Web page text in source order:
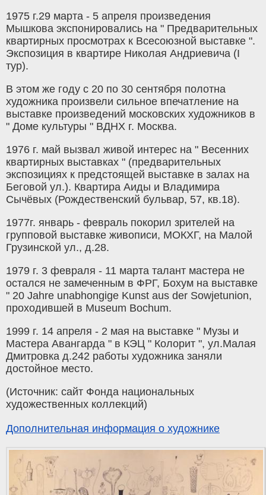
1975 г.29 марта - 5 апреля произведения
Мышкова экспонировались на " Предварительных
квартирных просмотрах к Всесоюзной выставке ".
Экспозиция в квартире Николая Андриевича (I
тур).
В этом же году с 20 по 30 сентября полотна
художника произвели сильное впечатление на
выставке произведений московских художников в
" Доме культуры " ВДНХ г. Москва.
1976 г. май вызвал живой интерес на " Весенних
квартирных выставках " (предварительных
экспозициях к предстоящей выставке в залах на
Беговой ул.). Квартира Аиды и Владимира
Сычёвых (Рождественский бульвар, 57, кв.18).
1977г. январь - февраль покорил зрителей на
групповой выставке живописи, МОКХГ, на Малой
Грузинской ул., д.28.
1979 г. 3 февраля - 11 марта талант мастера не
остался не замеченным в ФРГ, Бохум на выставке
" 20 Jahre unabhongige Kunst aus der Sowjetunion,
проходившей в Museum Bochum.
1999 г. 14 апреля - 2 мая на выставке " Музы и
Мастера Авангарда " в КЭЦ " Колорит ", ул.Малая
Дмитровка д.242 работы художника заняли
достойное место.
(Источник: сайт Фонда национальных
художественных коллекций)
Дополнительная информация о художнике